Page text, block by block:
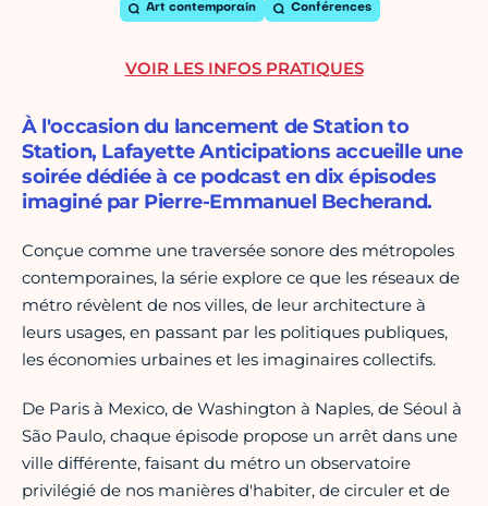
Art contemporain Conférences
À l'occasion du lancement de Station to
Station, Lafayette Anticipations accueille une
soirée dédiée à ce podcast en dix épisodes
imaginé par Pierre-Emmanuel Becherand.
Conçue comme une traversée sonore des métropoles
contemporaines, la série explore ce que les réseaux de
métro révèlent de nos villes, de leur architecture à
leurs usages, en passant par les politiques publiques,
les économies urbaines et les imaginaires collectifs.
De Paris à Mexico, de Washington à Naples, de Séoul à
São Paulo, chaque épisode propose un arrêt dans une
ville différente, faisant du métro un observatoire
privilégié de nos manières d'habiter, de circuler et de
VOIR LES INFOS PRATIQUES